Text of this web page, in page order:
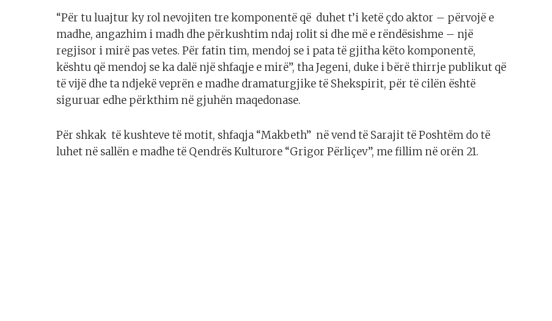
“Për tu luajtur ky rol nevojiten tre komponentë që duhet t’i ketë çdo aktor – përvojë e
madhe, angazhim i madh dhe përkushtim ndaj rolit si dhe më e rëndësishme – një
regjisor i mirë pas vetes. Për fatin tim, mendoj se i pata të gjitha këto komponentë,
kështu që mendoj se ka dalë një shfaqje e mirë”, tha Jegeni, duke i bërë thirrje publikut që
të vijë dhe ta ndjekë veprën e madhe dramaturgjike të Shekspirit, për të cilën është
siguruar edhe përkthim në gjuhën maqedonase.
Për shkak të kushteve të motit, shfaqja “Makbeth” në vend të Sarajit të Poshtëm do të
luhet në sallën e madhe të Qendrës Kulturore “Grigor Përliçev”, me fillim në orën 21.